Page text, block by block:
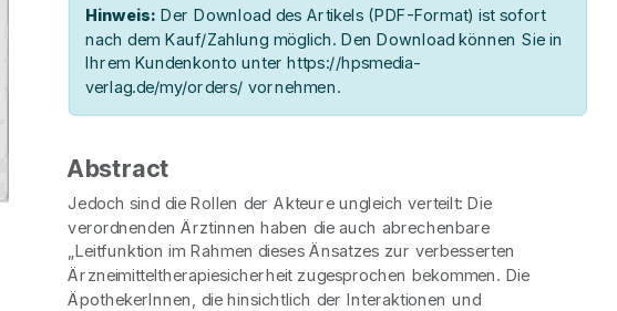
Hinweis: Der Download des Artikels (PDF-Format) ist sofort
nach dem Kauf/Zahlung möglich. Den Download können Sie in
Ihrem Kundenkonto unter https://hpsmedia-
verlag.de/my/orders/ vornehmen.
Abstract
Jedoch sind die Rollen der Akteure ungleich verteilt: Die
verordnenden Ärztinnen haben die auch abrechenbare
„Leitfunktion im Rahmen dieses Änsatzes zur verbesserten
Ärzneimitteltherapiesicherheit zugesprochen bekommen. Die
Äpothekerlnnen, die hinsichtlich der Interaktionen und